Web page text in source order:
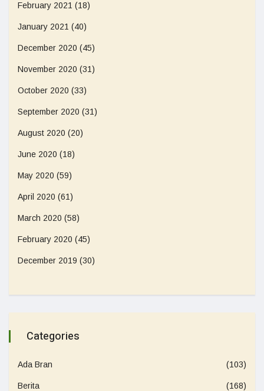
February 2021 (18)
January 2021 (40)
December 2020 (45)
November 2020 (31)
October 2020 (33)
September 2020 (31)
August 2020 (20)
June 2020 (18)
May 2020 (59)
April 2020 (61)
March 2020 (58)
February 2020 (45)
December 2019 (30)
Categories
Ada Bran (103)
Berita (168)